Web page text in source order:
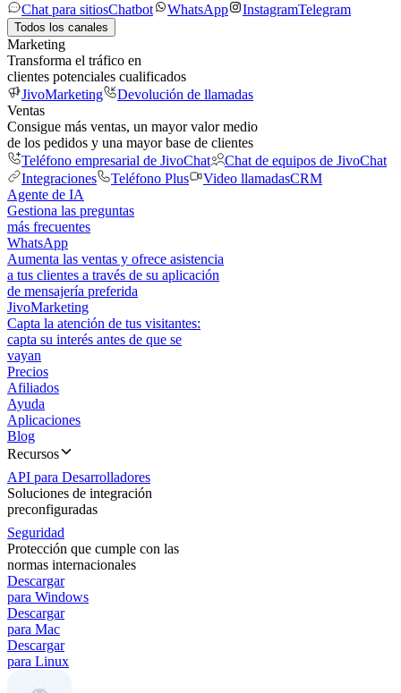
Chat para sitiosChatbot WhatsApp InstagramTelegram
Todos los canales
Marketing
Transforma el tráfico en
clientes potenciales cualificados
JivoMarketing
Devolución de llamadas
Ventas
Consigue más ventas, un mayor valor medio
de los pedidos y una mayor base de clientes
Teléfono empresarial de JivoChat
Chat de equipos de JivoChat
Integraciones
Teléfono Plus Video llamadasCRM
Agente de IA
Gestiona las preguntas
más frecuentes
WhatsApp
Aumenta las ventas y ofrece asistencia
a tus clientes a través de su aplicación
de mensajería preferida
JivoMarketing
Capta la atención de tus visitantes:
capta su interés antes de que se
vayan
Precios
Afiliados
Ayuda
Aplicaciones
Blog
Recursos
API para Desarrolladores
Soluciones de integración
preconfiguradas
Seguridad
Protección que cumple con las
normas internacionales
Descargar
para Windows
Descargar
para Mac
Descargar
para Linux